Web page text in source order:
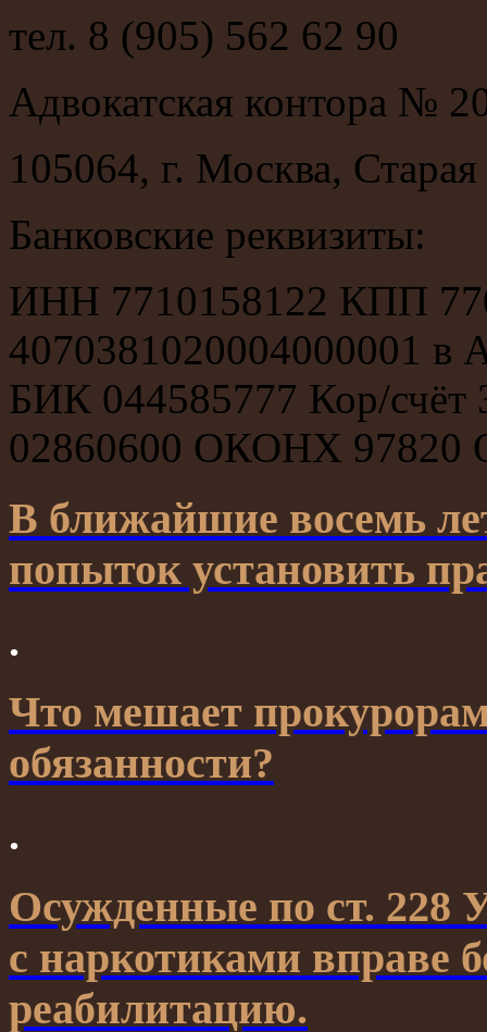
тел. 8 (905) 562 62 90
Адвокатская контора №
105064, г. Москва,
Банковские реквизиты:
ИНН 7710158122 КПП
БИК 044585777 Кор/
02860600 ОКОНХ 97820
В ближайшие восемь
попыток установить
.
Что мешает
обязанности?
.
Осужденные по ст. 228
с наркотиками вправе
реабилитацию.